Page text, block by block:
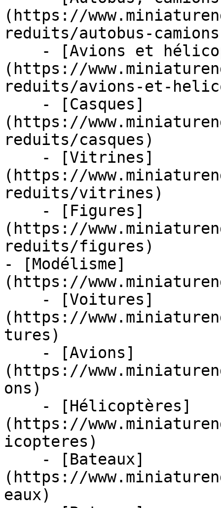
(https://
reduits/autobus-
(https://
reduits/avions-et-
(https://
reduits/casques)
(https://
reduits/vitrines)
(https://
reduits/figures)
- [Modélisme]
(https://
(https://
tures)
(https://
ons)
(https://
icopteres)
(https://
eaux)